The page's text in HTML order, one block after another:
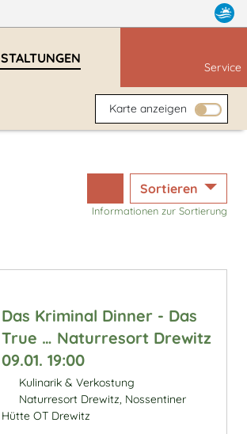
Service
Karte anzeigen
Sortieren
Informationen zur Sortierung
Das Kriminal Dinner - Das
True … Naturresort Drewitz
09.01. 19:00
Kulinarik & Verkostung
Naturresort Drewitz, Nossentiner
Hütte OT Drewitz